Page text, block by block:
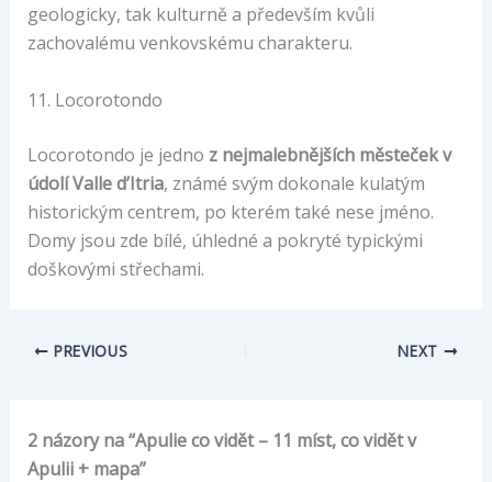
geologicky, tak kulturně a především kvůli
zachovalému venkovskému charakteru.
11. Locorotondo
Locorotondo je jedno z nejmalebnějších městeček v
údolí Valle d’Itria, známé svým dokonale kulatým
historickým centrem, po kterém také nese jméno.
Domy jsou zde bílé, úhledné a pokryté typickými
doškovými střechami.
PREVIOUS NEXT
2 názory na “Apulie co vidět – 11 míst, co vidět v
Apulii + mapa”